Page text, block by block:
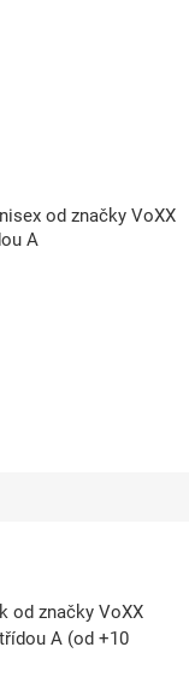
od značky VoXX
A
od značky VoXX
A (od +10